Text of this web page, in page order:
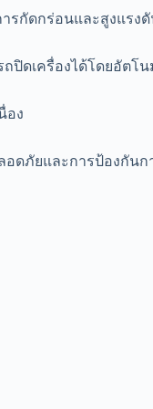
กัดกร่อนและสูงแรงดั
ปิดเครื่องได้โดยอัตโ
อง
ดภัยและการป้องกันก